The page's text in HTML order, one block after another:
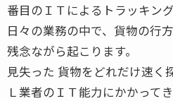
番目のＩＴによるトラッキング
日々の業務の中で、貨物の行
残念ながら起こります。
見失った 貨物をどれだけ速く
Ｌ業者のＩＴ能力にかかってき